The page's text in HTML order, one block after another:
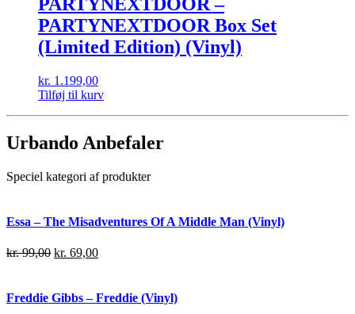
PARTYNEXTDOOR Box Set
(Limited Edition) (Vinyl)
kr. 1.199,00
Tilføj til kurv
Urbando Anbefaler
Speciel kategori af produkter
Essa – The Misadventures Of A Middle Man (Vinyl)
kr.99,00 kr. 69,00
Freddie Gibbs – Freddie (Vinyl)